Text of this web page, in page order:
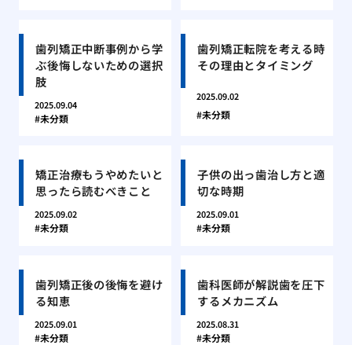
歯列矯正中断事例から学
ぶ後悔しないための選択
肢
2025.09.04
未分類
歯列矯正転院を考える時
その理由とタイミング
2025.09.02
未分類
矯正治療もうやめたいと
思ったら読むべきこと
2025.09.02
未分類
子供の出っ歯治し方と適
切な時期
2025.09.01
未分類
歯列矯正後の後悔を避け
る知恵
2025.09.01
未分類
歯科医師が解説歯を圧下
するメカニズム
2025.08.31
未分類